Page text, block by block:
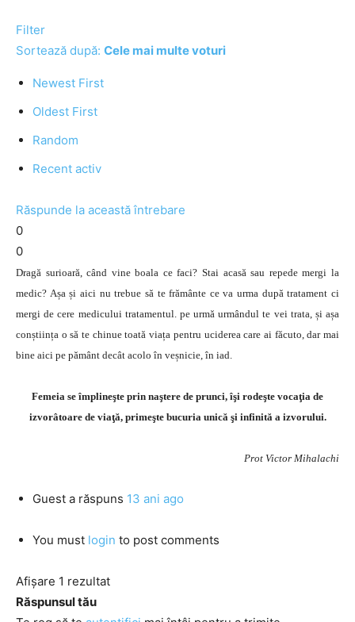
Filter
Sortează după: Cele mai multe voturi
Newest First
Oldest First
Random
Recent activ
Răspunde la această întrebare
0
0
Dragă surioară, când vine boala ce faci? Stai acasă sau repede mergi la
medic? Așa și aici nu trebue să te frământe ce va urma după tratament ci
mergi de cere medicului tratamentul. pe urmă urmândul te vei trata, și așa
conștiința o să te chinue toată viața pentru uciderea care ai făcuto, dar mai
bine aici pe pământ decât acolo în veșnicie, în iad.
Femeia se împlineşte prin naştere de prunci, îşi rodeşte vocaţia de
izvorâtoare de viaţă, primeşte bucuria unică şi infinită a izvorului.
Prot Victor Mihalachi
Guest a răspuns 13 ani ago
You must login to post comments
Afișare 1 rezultat
Răspunsul tău